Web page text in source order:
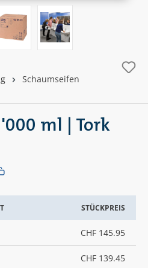
Schaumseifen
ml | Tork
STÜCKPREIS
CHF 145.95
CHF 139.45